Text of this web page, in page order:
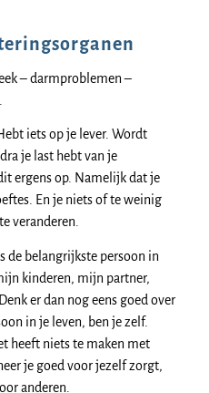
– darmproblemen –
iets op je lever. Wordt
je last hebt van je
ergens op. Namelijk dat je
En je niets of te weinig
veranderen.
de belangrijkste persoon in
kinderen, mijn partner,
er dan nog eens goed over
in je leven, ben je zelf.
heeft niets te maken met
je goed voor jezelf zorgt,
anderen.